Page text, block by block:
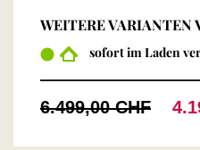
WEITERE VARIANTEN
sofort im Laden
6.499,00 CHF